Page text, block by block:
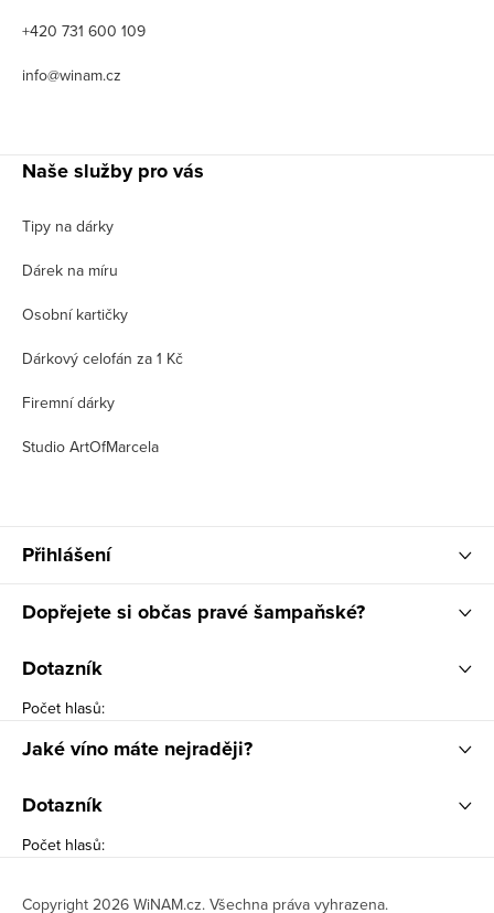
+420 731 600 109
info@winam.cz
Naše služby pro vás
Tipy na dárky
Dárek na míru
Osobní kartičky
Dárkový celofán za 1 Kč
Firemní dárky
Studio ArtOfMarcela
Přihlášení
Dopřejete si občas pravé šampaňské?
Dotazník
Počet hlasů:
Jaké víno máte nejraději?
Dotazník
Počet hlasů:
Copyright 2026 WiNAM.cz. Všechna práva vyhrazena.